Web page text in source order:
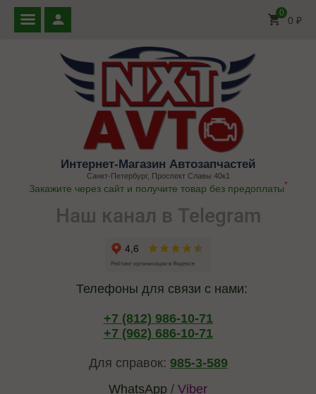
0
0 ₽
Интернет-Магазин Автозапчастей
Санкт-Петербург, Проспект Славы 40к1
Закажите через сайт и получите товар без предоплаты*
Наш канал в Telegram
Телефоны для связи с нами:
+7 (812) 986-10-71
+7 (962) 686-10-71
Для справок: 985-3-589
WhatsApp / Viber